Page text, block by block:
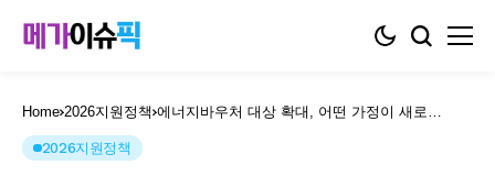
Home 2026지원정책 에너지바우처 대상 확대, 어떤 가정이 새로
2026지원정책